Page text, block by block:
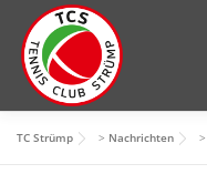
Inhalt
springen
TC Strümp > Nachrichten >